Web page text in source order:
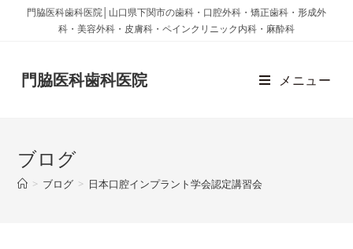
門脇医科歯科医院│山口県下関市の歯科・口腔外科・矯正歯科・形成外
科・美容外科・皮膚科・ペインクリニック内科・麻酔科
門脇医科歯科医院 メニュー
ブログ
> ブログ > 日本口腔インプラント学会認定講習会